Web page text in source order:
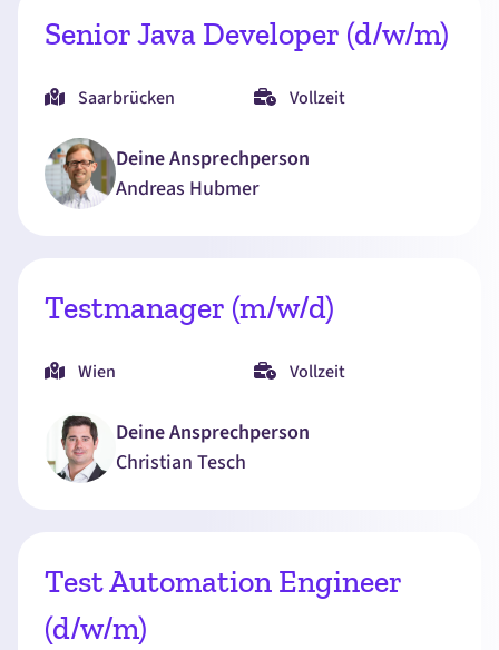
Senior Java Developer (d/w/m)
Saarbrücken Vollzeit
Deine Ansprechperson
Andreas Hubmer
Testmanager (m/w/d)
Wien Vollzeit
Deine Ansprechperson
Christian Tesch
Test Automation Engineer
(d/w/m)